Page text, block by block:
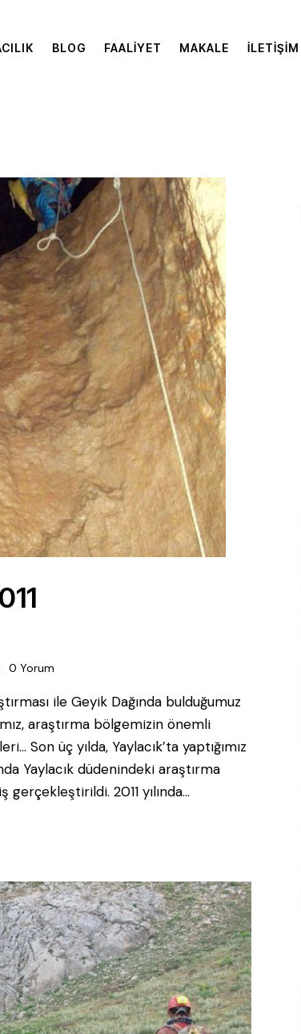
BLOG FAALIYET MAKALE İLETIŞIM
0 Yorum
ile Geyik Dağında bulduğumuz
araştırma bölgemizin önemli
Son üç yılda, Yaylacık’ta yaptığımız
Yaylacık düdenindeki araştırma
gerçekleştirildi. 2011 yılında…